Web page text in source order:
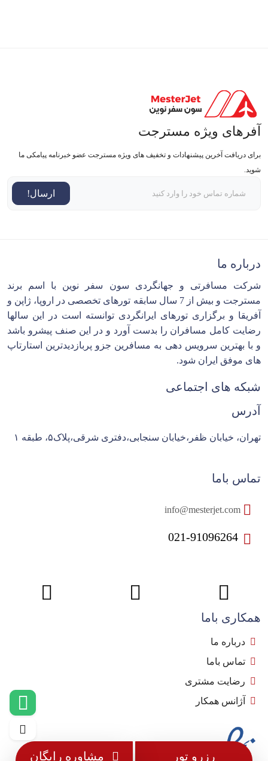
رزرو تور مشاوره رایگان
آفرهای ویژه مسترجت
برای دریافت آخرین پیشنهادات و تخفیف های ویژه مسترجت عضو خبرنامه پیامکی ما
شوید.
ارسال!
درباره ما
شرکت مسافرتی و جهانگردی سون سفر نوین با اسم برند
مسترجت و بیش از 7 سال سابقه تورهای تخصصی در اروپا، ژاپن و
آفریقا و برگزاری تورهای ایرانگردی توانسته است در این سالها
رضایت کامل مسافران را بدست آورد و در این صنف پیشرو باشد
و با بهترین سرویس دهی به مسافرین جزو پربازدیدترین استارتاپ
های موفق ایران شود.
شبکه های اجتماعی
آدرس
تهران، خیابان ظفر،خیابان سنجابی،دفتری شرقی،پلاک۵، طبقه ۱
تماس باما
021-91096264
همکاری باما
درباره ما
تماس باما
رضایت مشتری
آژانس همکار